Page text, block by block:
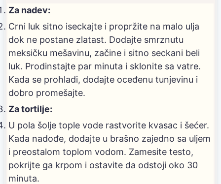
Za nadev:
Crni luk sitno iseckajte i propržite na malo ulja
dok ne postane zlatast. Dodajte smrznutu
meksičku mešavinu, začine i sitno seckani beli
luk. Prodinstajte par minuta i sklonite sa vatre.
Kada se prohladi, dodajte oceđenu tunjevinu i
dobro promešajte.
Za tortilje:
U pola šolje tople vode rastvorite kvasac i šećer.
Kada nadođe, dodajte u brašno zajedno sa uljem
i preostalom toplom vodom. Zamesite testo,
pokrijte ga krpom i ostavite da odstoji oko 30
minuta.